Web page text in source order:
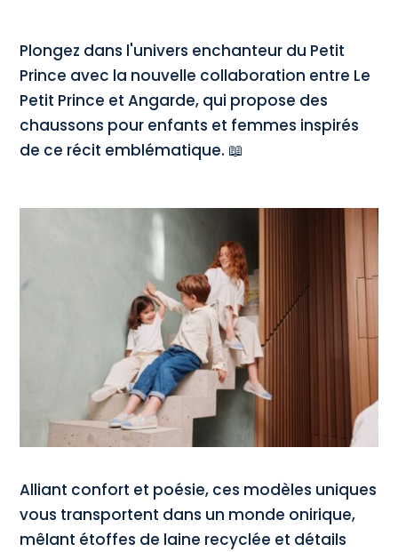
Plongez dans l'univers enchanteur du Petit
Prince avec la nouvelle collaboration entre Le
Petit Prince et Angarde, qui propose des
chaussons pour enfants et femmes inspirés
de ce récit emblématique. 📖
Alliant confort et poésie, ces modèles uniques
vous transportent dans un monde onirique,
mêlant étoffes de laine recyclée et détails